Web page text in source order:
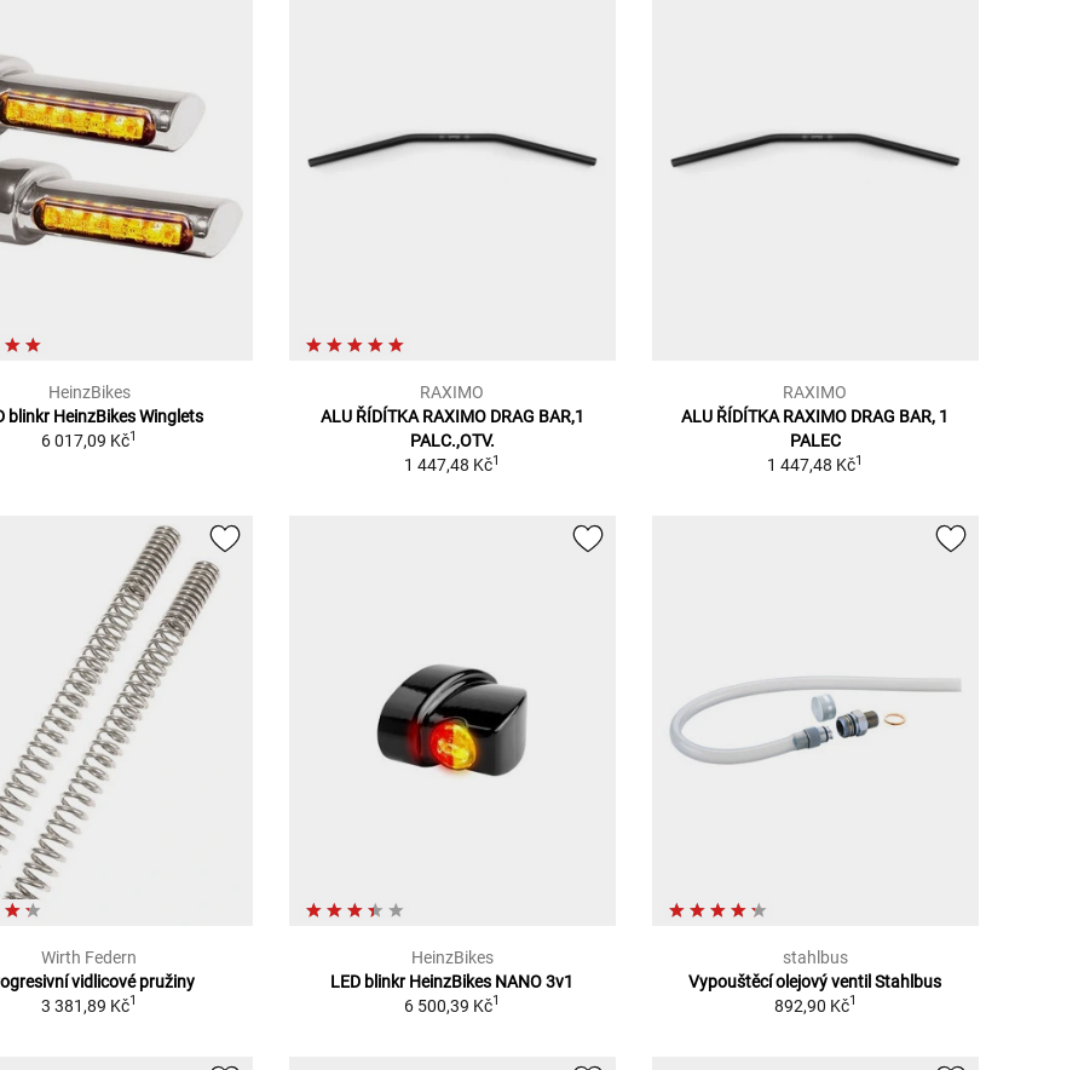
HeinzBikes
blinkr HeinzBikes Winglets
6 017,09 Kč1
RAXIMO
ALU ŘÍDÍTKA RAXIMO DRAG BAR,1
PALC.,OTV.
1 447,48 Kč1
RAXIMO
ALU ŘÍDÍTKA RAXIMO DRAG BAR, 1
PALEC
1 447,48 Kč1
Wirth Federn
vidlicové pružiny
3 381,89 Kč1
HeinzBikes
LED blinkr HeinzBikes NANO 3v1
6 500,39 Kč1
stahlbus
Vypouštěcí olejový ventil Stahlbus
892,90 Kč1